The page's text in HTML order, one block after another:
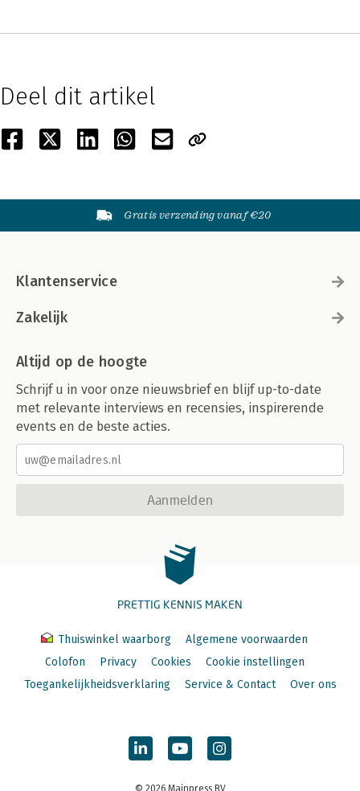
Deel dit artikel
Gratis verzending vanaf €20
Klantenservice
Zakelijk
Altijd op de hoogte
Schrijf u in voor onze nieuwsbrief en blijf up-to-date
met relevante interviews en recensies, inspirerende
events en de beste acties.
Aanmelden
PRETTIG KENNIS MAKEN
Thuiswinkel waarborg
Algemene voorwaarden
Colofon
Privacy Cookies
Cookie instellingen
Toegankelijkheidsverklaring
Service & Contact Over ons
© 2026 Mainpress BV